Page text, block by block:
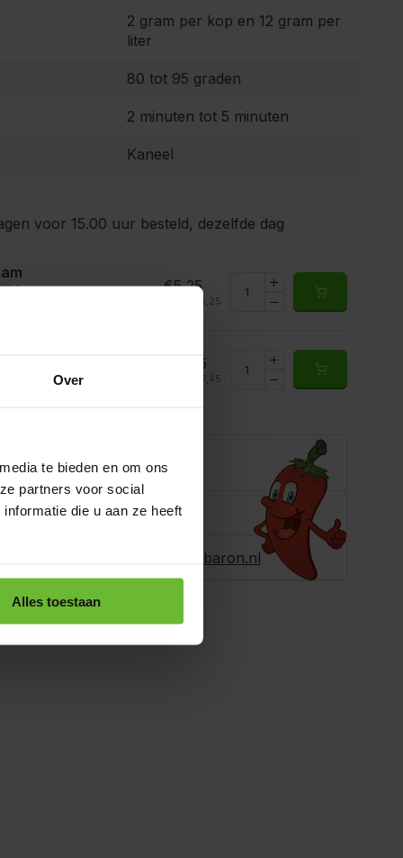
Over
te bieden en om ons
partners voor social
die u aan ze heeft
Alles toestaan
2 gram per kop en 12 gram per
liter
80 tot 95 graden
2 minuten tot 5 minuten
Kaneel
voor 15.00 uur besteld, dezelfde dag
€5,25
€5,25
€37,45
€37,45
je helpen?
+31180396467
info@dekruidenbaron.nl